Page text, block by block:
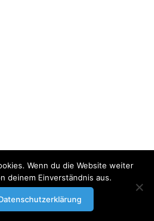
Datenschutzerklaerung
Wenn du die Website weiter
deinem Einverständnis aus.